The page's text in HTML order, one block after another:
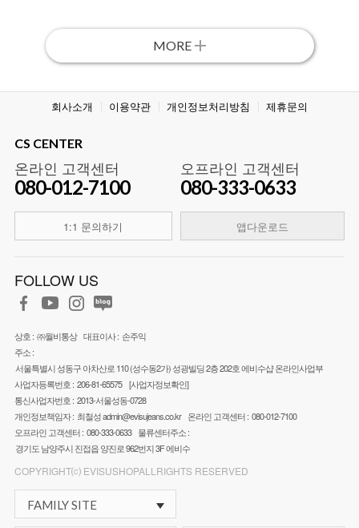
MORE
회사소개 이용약관 개인정보처리방침 제휴문의
CS CENTER
온라인 고객센터
080-012-7100
1:1 문의하기
오프라인 고객센터
080-333-0633
앱다운로드
FOLLOW US
상호 : ㈜월비통상 대표이사 : 손주익
주소 :
서울특별시 성동구 아차산로 110 (성수동2가) 성광빌딩 2층 202호 에비수샵 온라인사업부
사업자등록번호 : 206-81-65575 [사업자정보확인]
통신사업자번호 : 2013-서울성동-0728
개인정보책임자 : 최철성admin@evisujeans.co.kr 온라인 고객센터 : 080-012-7100
오프라인 고객센터 : 080-333-0633 물류센터주소 :
경기도 남양주시 진접읍 양진로 962번지 3F 에비수
COPYRIGHT⒞ EVISUSHOPALLRIGHTS RESERVED
FAMILY SITE